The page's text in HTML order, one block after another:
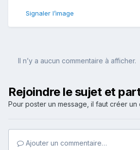
Signaler l’image
Il n’y a aucun commentaire à afficher.
Rejoindre le sujet et
Pour poster un message, il faut créer
Ajouter un commentaire…